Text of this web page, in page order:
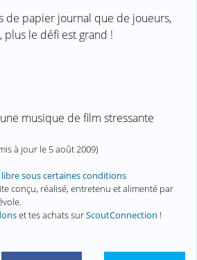
de papier journal que de joueurs,
le défi est grand !
musique de film stressante
à jour le 5 août 2009)
sous certaines conditions
conçu, réalisé, entretenu et alimenté par
et tes achats surScoutConnection !